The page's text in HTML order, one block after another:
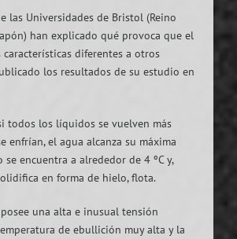
las Universidades de Bristol (Reino
han explicado qué provoca que el
diferentes a otros
los resultados de su estudio en
todos los líquidos se vuelven más
enfrían, el agua alcanza su máxima
encuentra a alrededor de 4 ºC y,
en forma de hielo, flota.
una alta e inusual tensión
de ebullición muy alta y la